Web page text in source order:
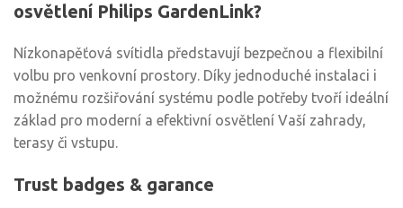
osvětlení Philips GardenLink?
Nízkonapěťová svítidla představují bezpečnou a flexibilní
volbu pro venkovní prostory. Díky jednoduché instalaci i
možnému rozšiřování systému podle potřeby tvoří ideální
základ pro moderní a efektivní osvětlení Vaší zahrady,
terasy či vstupu.
Trust badges & garance